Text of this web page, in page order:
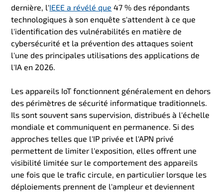
dernière, l'IEEE a révélé que 47 % des répondants
technologiques à son enquête s'attendent à ce que
l'identification des vulnérabilités en matière de
cybersécurité et la prévention des attaques soient
l'une des principales utilisations des applications de
l'IA en 2026.
Les appareils IoT fonctionnent généralement en dehors
des périmètres de sécurité informatique traditionnels.
Ils sont souvent sans supervision, distribués à l'échelle
mondiale et communiquent en permanence. Si des
approches telles que l'IP privée et l'APN privé
permettent de limiter l'exposition, elles offrent une
visibilité limitée sur le comportement des appareils
une fois que le trafic circule, en particulier lorsque les
déploiements prennent de l'ampleur et deviennent